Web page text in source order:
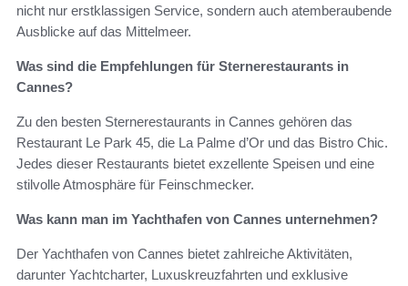
nicht nur erstklassigen Service, sondern auch atemberaubende
Ausblicke auf das Mittelmeer.
Was sind die Empfehlungen für Sternerestaurants in
Cannes?
Zu den besten Sternerestaurants in Cannes gehören das
Restaurant Le Park 45, die La Palme d’Or und das Bistro Chic.
Jedes dieser Restaurants bietet exzellente Speisen und eine
stilvolle Atmosphäre für Feinschmecker.
Was kann man im Yachthafen von Cannes unternehmen?
Der Yachthafen von Cannes bietet zahlreiche Aktivitäten,
darunter Yachtcharter, Luxuskreuzfahrten und exklusive